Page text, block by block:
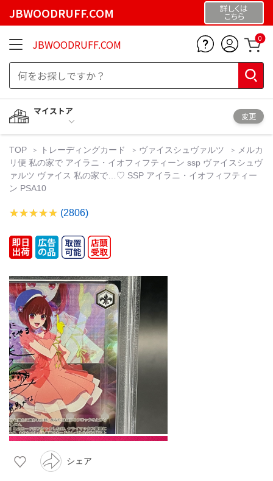
JBWOODRUFF.COM 詳しくは
こちら
JBWOODRUFF.COM 0
マイストア
変更
TOP トレーディングカード ヴァイスシュヴァルツ
メルカ
リ便 私の家で アイラニ・イオフィフティーン ssp ヴァイスシュヴ
ァルツ ヴァイス 私の家で…♡ SSP アイラニ・イオフィフティー
ン PSA10
(2806)
シェア